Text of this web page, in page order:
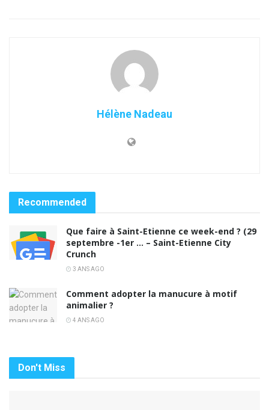
Hélène Nadeau
Recommended
Que faire à Saint-Etienne ce week-end ? (29
septembre -1er … – Saint-Etienne City
Crunch
3 ANS AGO
Comment adopter la manucure à motif
animalier ?
4 ANS AGO
Don't Miss